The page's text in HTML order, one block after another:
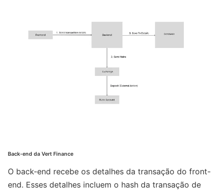
Back-end da Vert Finance
O back-end recebe os detalhes da transação do front-
end. Esses detalhes incluem o hash da transação de